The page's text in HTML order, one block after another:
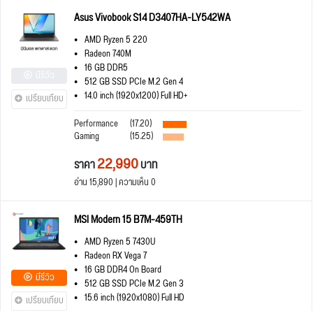
เปรียบเทียบ
Asus Vivobook S14 D3407HA-LY542WA
AMD Ryzen 5 220
Radeon 740M
16 GB DDR5
512 GB SSD PCIe M.2 Gen 4
14.0 inch (1920x1200) Full HD+
Performance
(17.20)
Gaming (15.25)
ราคา22,990บาท
อ่าน 15,890 | ความเห็น 0
มีรีวิว
เปรียบเทียบ
MSI Modern 15 B7M-459TH
AMD Ryzen 5 7430U
Radeon RX Vega 7
16 GB DDR4 On Board
512 GB SSD PCIe M.2 Gen 3
15.6 inch (1920x1080) Full HD